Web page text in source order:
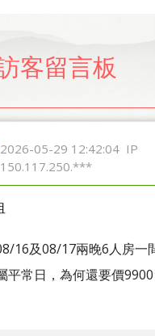
客留言板
2026-05-29 12:42:04 IP
150.117.250.***
16及08/17兩晚6人房一
平常日，為何還要價